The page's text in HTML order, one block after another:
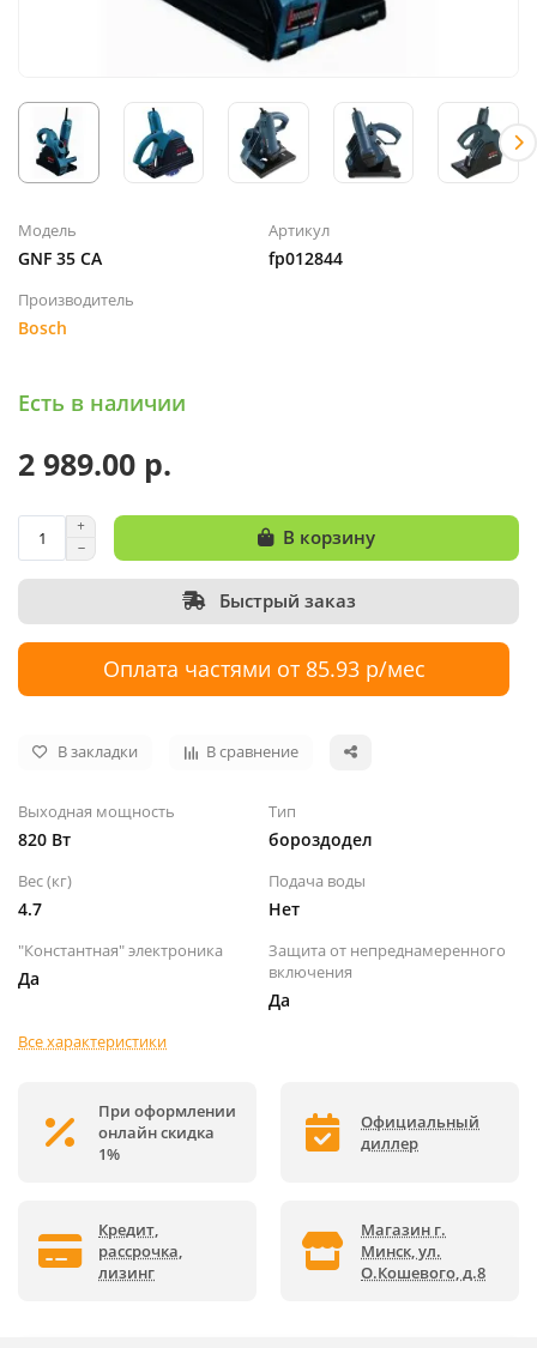
Модель
GNF 35 CA
Артикул
fp012844
Производитель
Bosch
Есть в наличии
2 989.00 р.
В корзину
Быстрый заказ
Оплата частями от 85.93 р/мес
В закладки В сравнение
Выходная мощность
820 Вт
Тип
бороздодел
Вес (кг)
4.7
Подача воды
Нет
"Константная" электроника
Да
Защита от непреднамеренного
включения
Да
Все характеристики
При оформлении
онлайн скидка
1%
Официальный
диллер
Кредит,
рассрочка,
лизинг
Магазин г.
Минск, ул.
О.Кошевого, д.8